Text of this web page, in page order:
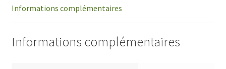
Informations complémentaires
Informations complémentaires